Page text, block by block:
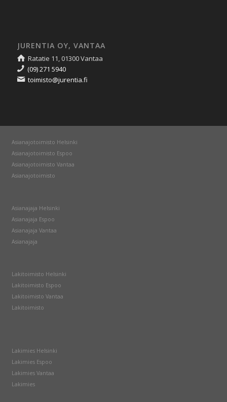
JURENTIA OY, VANTAA
Ratatie 11, 01300 Vantaa
(09) 271 5940
toimisto@jurentia.fi
Asianajotoimisto Helsinki
Asianajotoimisto Espoo
Asianajotoimisto Vantaa
Asianajotoimisto
Asianajaja Helsinki
Asianajaja Espoo
Asianajaja Vantaa
Asianajaja
Lakitoimisto Helsinki
Lakitoimisto Espoo
Lakitoimisto Vantaa
Lakitoimisto
Lakimies Helsinki
Lakimies Espoo
Lakimies Vantaa
Lakimies